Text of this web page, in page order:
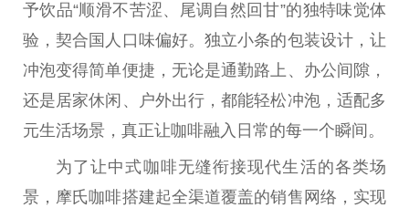
予饮品“顺滑不苦涩、尾调自然回甘”的独特味觉体
验，契合国人口味偏好。独立小条的包装设计，让
冲泡变得简单便捷，无论是通勤路上、办公间隙，
还是居家休闲、户外出行，都能轻松冲泡，适配多
元生活场景，真正让咖啡融入日常的每一个瞬间。
为了让中式咖啡无缝衔接现代生活的各类场
景，摩氏咖啡搭建起全渠道覆盖的销售网络，实现